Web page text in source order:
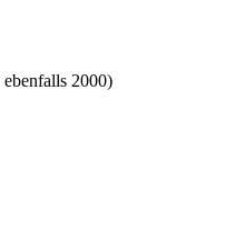
2000)